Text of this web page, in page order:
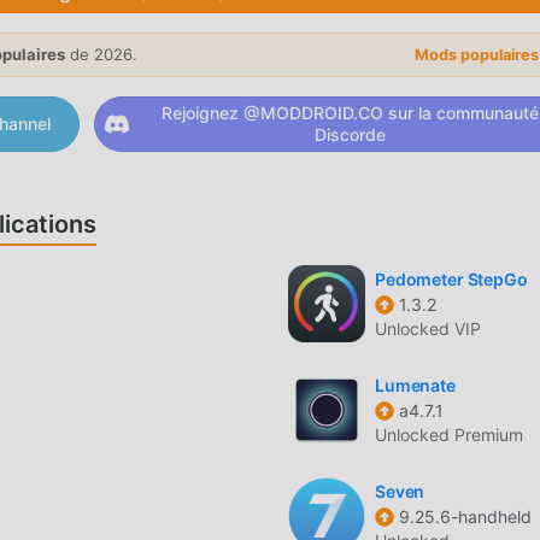
simplement le client moddroid, vous pouvez
vous, téléchargez moddroid maintenant !
BeWet offre une expérience plus riche et des fonctions plus
BeWet 2025.07.1, vous pouvez facilement découvrir toutes
prend également en charge l'application health
entre eux, de partager le bonheur qu'ils rencontrent dans
maintenant
entièrement gratuit, mais attache également la
les mods ont été authentifiés manuellement par moddroid,
suffit de télécharger moddroid sur le client, vous pouvez
de 2026. Mods
Rejoignez @MODDROID.CO sur la communauté
Discorde
Pedometer StepGo
1.3.2
Unlocked VIP
Lumenate
a4.7.1
Unlocked Premium
Seven
9.25.6-handheld